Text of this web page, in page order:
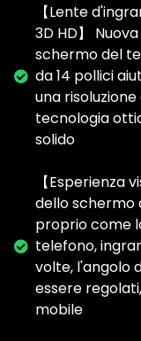
【Lente
3D HD】
schermo del
da 14 pollici
una
tecnologia
solido
【Esperienza
dello schermo
proprio come
telefono,
volte, l'angolo
essere
mobile